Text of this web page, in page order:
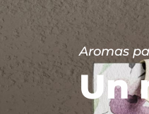
Aromas
Un